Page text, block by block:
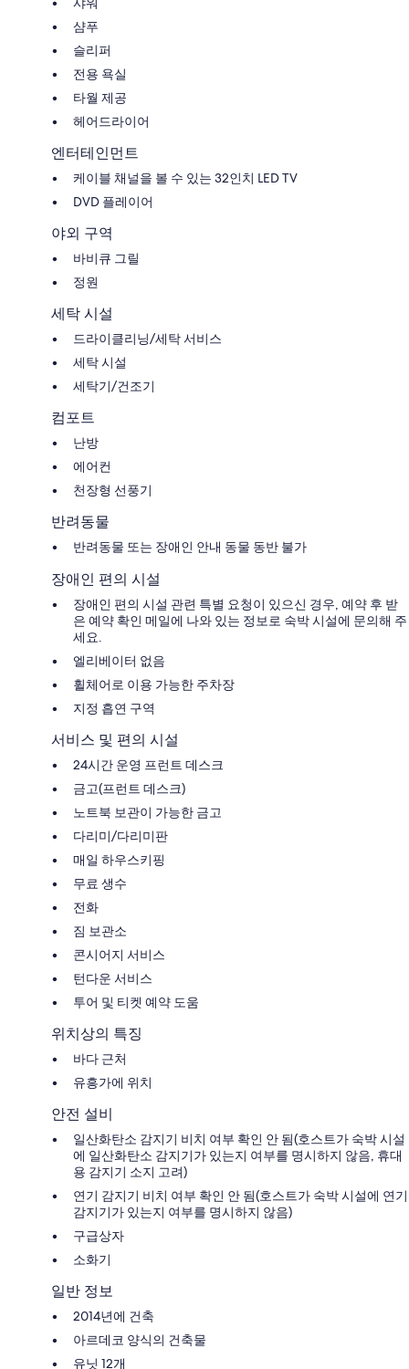
샴푸
슬리퍼
전용 욕실
타월 제공
헤어드라이어
엔터테인먼트
케이블 채널을 볼 수 있는 32인치 LED TV
DVD 플레이어
야외 구역
바비큐 그릴
정원
세탁 시설
드라이클리닝/세탁 서비스
세탁 시설
세탁기/건조기
컴포트
난방
에어컨
천장형 선풍기
반려동물
반려동물 또는 장애인 안내 동물 동반 불가
장애인 편의 시설
장애인 편의 시설 관련 특별 요청이 있으신 경우, 예약 후 받
은 예약 확인 메일에 나와 있는 정보로 숙박 시설에 문의해 주
세요.
엘리베이터 없음
휠체어로 이용 가능한 주차장
지정 흡연 구역
서비스 및 편의 시설
24시간 운영 프런트 데스크
금고(프런트 데스크)
노트북 보관이 가능한 금고
다리미/다리미판
매일 하우스키핑
무료 생수
전화
짐 보관소
콘시어지 서비스
턴다운 서비스
투어 및 티켓 예약 도움
위치상의 특징
바다 근처
유흥가에 위치
안전 설비
일산화탄소 감지기 비치 여부 확인 안 됨(호스트가 숙박 시설
에 일산화탄소 감지기가 있는지 여부를 명시하지 않음, 휴대
용 감지기 소지 고려)
연기 감지기 비치 여부 확인 안 됨(호스트가 숙박 시설에 연기
감지기가 있는지 여부를 명시하지 않음)
구급상자
소화기
일반 정보
2014년에 건축
아르데코 양식의 건축물
유닛 12개